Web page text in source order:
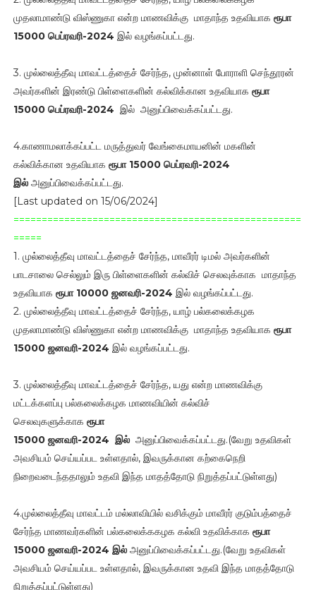
முதலாமாண்டு விஸ்ணுகா என்ற மாணவிக்கு மாதாந்த உதவியாக ரூபா
15000 பெப்ரவரி-2024 இல் வழங்கப்பட்டது.
3. முல்லைத்தீவு மாவட்டத்தைச் சேர்ந்த, முன்னாள் போராளி செந்தூரன்
அவர்களின் இரண்டு பிள்ளைகளின் கல்விக்கான உதவியாக ரூபா
15000 பெப்ரவரி-2024 இல் அனுப்பிவைக்கப்பட்டது.
4.காணாமலாக்கப்பட்ட மருத்துவர் வேங்கைமாயனின் மகளின்
கல்விக்கான உதவியாக ரூபா 15000 பெப்ரவரி-2024
இல் அனுப்பிவைக்கப்பட்டது.
[Last updated on 15/06/2024]
===================================================
=====
1. முல்லைத்தீவு மாவட்டத்தைச் சேர்ந்த, மாவீரர் டிமல் அவர்களின்
பாடசாலை செல்லும் இரு பிள்ளைகளின் கல்விச் செலவுக்காக மாதாந்த
உதவியாக ரூபா 10000 ஜனவரி-2024 இல் வழங்கப்பட்டது.
2. முல்லைத்தீவு மாவட்டத்தைச் சேர்ந்த, யாழ் பல்கலைக்கழக
முதலாமாண்டு விஸ்ணுகா என்ற மாணவிக்கு மாதாந்த உதவியாக ரூபா
15000 ஜனவரி-2024 இல் வழங்கப்பட்டது.
3. முல்லைத்தீவு மாவட்டத்தைச் சேர்ந்த, யது என்ற மாணவிக்கு
மட்டக்களப்பு பல்கலைக்கழக மாணவியின் கல்விச்
செலவுகளுக்காக ரூபா
15000 ஜனவரி-2024 இல் அனுப்பிவைக்கப்பட்டது.(வேறு உதவிகள்
அவசியம் செய்யப்பட உள்ளதால், இவருக்கான கற்கைநெறி
நிறைவடைந்ததாலும் உதவி இந்த மாதத்தோடு நிறுத்தப்பட்டுள்ளது)
4.முல்லைத்தீவு மாவட்டம் மல்லாவியில் வசிக்கும் மாவீரர் குடும்பத்தைச்
சேர்ந்த மாணவர்களின் பல்கலைக்ககழக கல்வி உதவிக்காக ரூபா
15000 ஜனவரி-2024 இல் அனுப்பிவைக்கப்பட்டது.(வேறு உதவிகள்
அவசியம் செய்யப்பட உள்ளதால், இவருக்கான உதவி இந்த மாதத்தோடு
நிறுத்தப்பட்டுள்ளது)